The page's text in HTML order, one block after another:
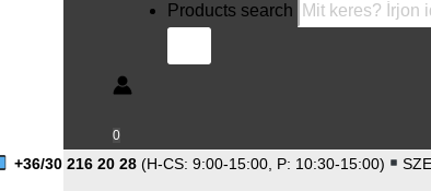
Products search
0
+36/30 216 20 28 (H-CS: 9:00-15:00, P: 10:30-15:00)